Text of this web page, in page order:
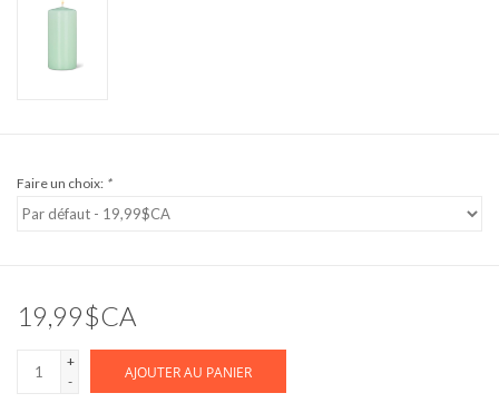
Faire un choix: *
19,99$CA
+
-
AJOUTER AU PANIER